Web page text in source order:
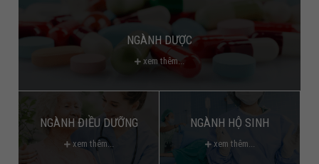
NGÀNH DƯỢC
xem thêm...
NGÀNH ĐIỀU DƯỠNG
xem thêm...
NGÀNH HỘ SINH
xem thêm...